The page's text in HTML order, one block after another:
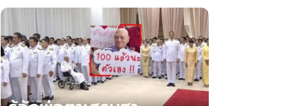
ใน
สัปดาห์
ของ
หมวด
การเมือง